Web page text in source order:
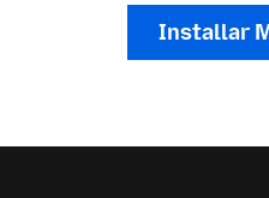
Installar